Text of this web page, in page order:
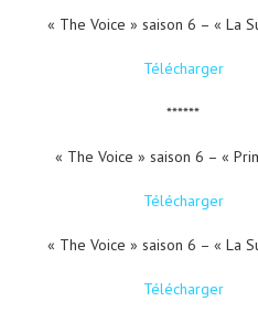
« The Voice » saison 6 – « La
Télécharger
******
« The Voice » saison 6 – «
Télécharger
« The Voice » saison 6 – « La
Télécharger